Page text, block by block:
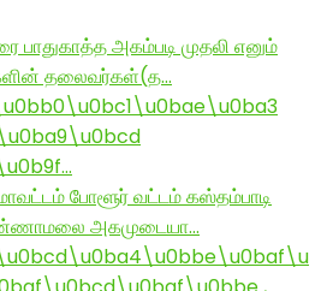
அகம்படி முதலி எனும்
தலைவர்கள்(த…
போளூர் வட்டம் கஸ்தம்பாடி
அகமுடையா…